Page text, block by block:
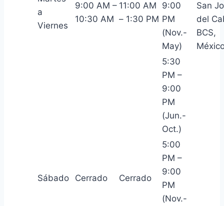
a
Viernes
9:00 AM –
10:30 AM
11:00 AM
– 1:30 PM
9:00
PM
(Nov.-
May)
San
del
BCS,
5:30
PM –
9:00
PM
(Jun.-
Oct.)
Sábado Cerrado Cerrado
5:00
PM –
9:00
PM
(Nov.-